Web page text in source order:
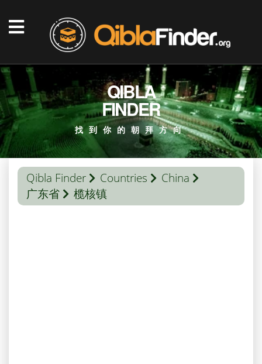
QIBLA
FINDER
找到你的朝拜方向
Qibla Finder Countries
China
广东省
榄核镇